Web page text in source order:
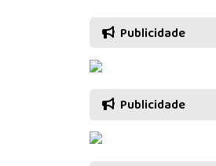
Publicidade
Publicidade